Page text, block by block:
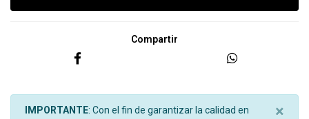
Compartir
IMPORTANTE: Con el fin de garantizar la calidad en
×